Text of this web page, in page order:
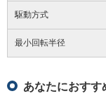
駆動方式
最小回転半径
あなたにおすす